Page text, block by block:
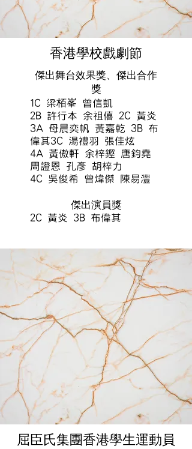
香港學校戲劇節
傑出舞台效果獎、傑出合作
獎
1C 梁栢峯 曾信凱
2B 許行本 余祖僖 2C 黃炎
3A 母晨奕帆 黃嘉乾 3B 布
偉其3C 湯禮羽 張佳炫
4A 黃傲軒 余梓鏗 唐鈞堯
周證恩 孔彥 胡梓力
4C 吳俊希 曾煒傑 陳易灃
傑出演員獎
2C 黃炎 3B 布偉其
屈臣氏集團香港學生運動員